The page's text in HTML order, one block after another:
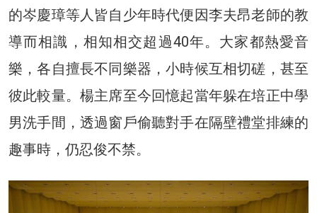
的岑慶璋等人皆自少年時代便因李夫昂老師的教
導而相識，相知相交超過40年。大家都熱愛音
樂，各自擅長不同樂器，小時候互相切磋，甚至
彼此較量。楊主席至今回憶起當年躲在培正中學
男洗手間，透過窗戶偷聽對手在隔壁禮堂排練的
趣事時，仍忍俊不禁。